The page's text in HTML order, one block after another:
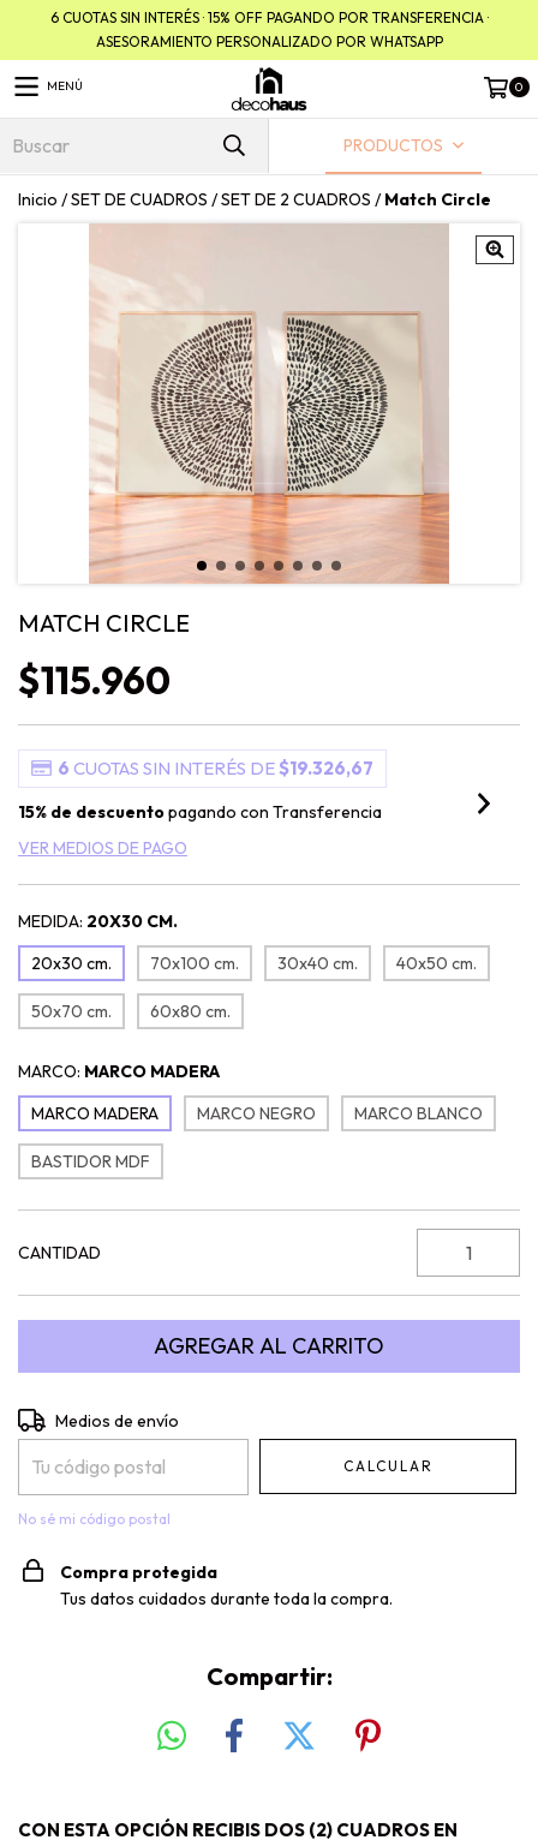
6 CUOTAS SIN INTERÉS · 15% OFF PAGANDO POR TRANSFERENCIA ·
ASESORAMIENTO PERSONALIZADO POR WHATSAPP
MENÚ 0
PRODUCTOS
Inicio /SET DE CUADROS /SET DE 2 CUADROS / Match Circle
MATCH CIRCLE
$115.960
6 CUOTAS SIN INTERÉS DE$19.326,67
15% de descuentopagando con Transferencia
VER MEDIOS DE PAGO
MEDIDA: 20X30 CM.
20x30 cm.
70x100 cm. 30x40 cm. 40x50 cm.
50x70 cm. 60x80 cm.
MARCO: MARCO MADERA
MARCO MADERA
MARCO NEGRO MARCO BLANCO
BASTIDOR MDF
CANTIDAD
Entregas para el CP:
Medios de envío
CALCULAR
No sé mi código postal
Compra protegida
Tus datos cuidados durante toda la compra.
Compartir:
CON ESTA OPCIÓN RECIBIS DOS (2) CUADROS EN